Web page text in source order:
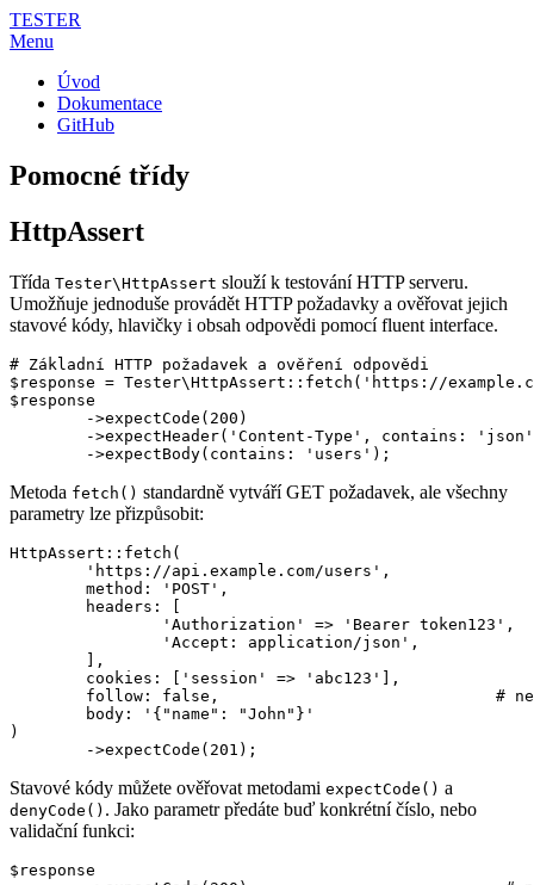
TESTER
Menu
Úvod
Dokumentace
GitHub
Pomocné třídy
HttpAssert
Třída Tester\HttpAssert slouží k testování HTTP serveru.
Umožňuje jednoduše provádět HTTP požadavky a ověřovat jejich
stavové kódy, hlavičky i obsah odpovědi pomocí fluent interface.
# Základní HTTP požadavek a ověření odpovědi
$response = Tester\HttpAssert::fetch('https://
$response
Metoda fetch() standardně vytváří GET požadavek, ale všechny
parametry lze přizpůsobit:
HttpAssert::fetch(
)
Stavové kódy můžete ověřovat metodami expectCode() a
denyCode() . Jako parametr předáte buď konkrétní číslo, nebo
validační funkci:
$response